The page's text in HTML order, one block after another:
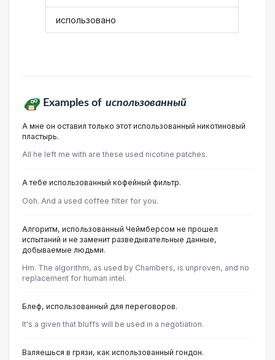
использовано
Examples of использованный
А мне он оставил только этот использованный никотиновый
пластырь.
All he left me with are these used nicotine patches.
А тебе использованный кофейный фильтр.
Ooh. And a used coffee filter for you.
Алгоритм, использованный Чеймберсом не прошел
испытаний и не заменит разведывательные данные,
добываемые людьми.
Hm. The algorithm, as used by Chambers, is unproven, and no
replacement for human intel.
Блеф, использованный для переговоров.
It's a given that bluffs will be used in a negotiation.
Валяешься в грязи, как использованный гондон.